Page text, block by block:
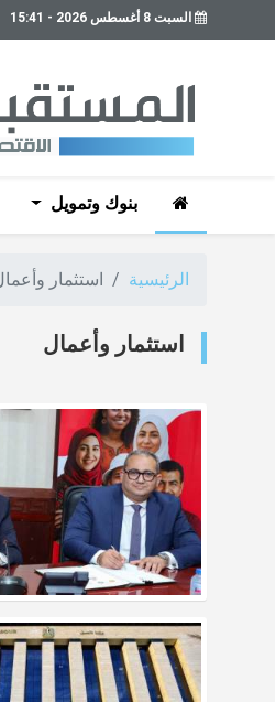
السبت 8 أغسطس 2026 - 15:41
بنوك وتمويل
الرئيسية استثمار
استثمار وأعمال